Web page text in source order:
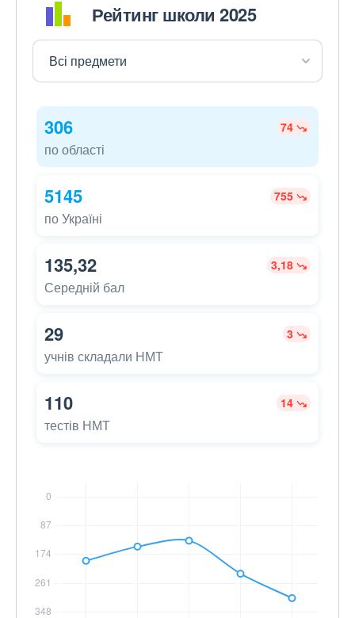
Рейтинг школи 2025
306 74
по області
5145 755
по Україні
135,32 3,18
Середній бал
29 3
учнів складали НМТ
110 14
тестів НМТ